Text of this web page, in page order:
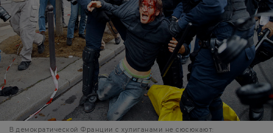
В демократической Франции с хулиганами не сюсюкают: